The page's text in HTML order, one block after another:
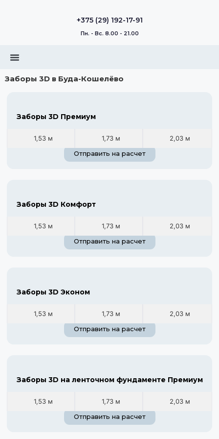
+375 (29) 192-17-91
Пн. - Вс. 8.00 - 21.00
Заборы 3D в Буда-Кошелёво
Заборы 3D Премиум
1,53 м 1,73 м
2,03 м
Отправить на расчет
Заборы 3D Комфорт
1,53 м 1,73 м
2,03 м
Отправить на расчет
Заборы 3D Эконом
1,53 м 1,73 м
2,03 м
Отправить на расчет
Заборы 3D на ленточном фундаменте Премиум
1,53 м 1,73 м
2,03 м
Отправить на расчет